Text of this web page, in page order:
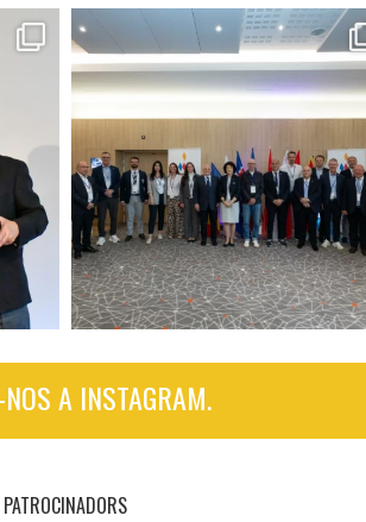
A INSTAGRAM.
PATROCINADORS